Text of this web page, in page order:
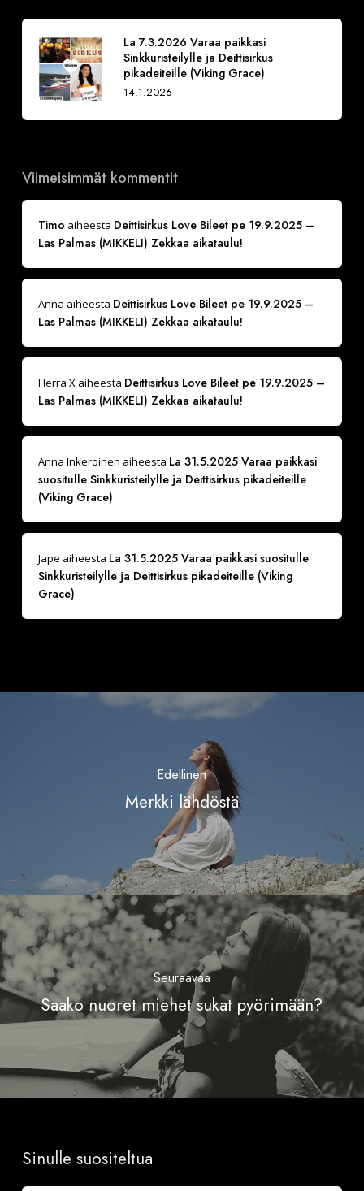
La 7.3.2026 Varaa paikkasi
Sinkkuristeilylle ja Deittisirkus
pikadeiteille (Viking Grace)
14.1.2026
Viimeisimmät kommentit
Timo aiheesta Deittisirkus Love Bileet pe 19.9.2025 –
Las Palmas (MIKKELI) Zekkaa aikataulu!
Anna aiheesta Deittisirkus Love Bileet pe 19.9.2025 –
Las Palmas (MIKKELI) Zekkaa aikataulu!
Herra Xaiheesta Deittisirkus Love Bileet pe 19.9.2025 –
Las Palmas (MIKKELI) Zekkaa aikataulu!
Anna Inkeroinen aiheesta La 31.5.2025 Varaa paikkasi
suositulle Sinkkuristeilylle ja Deittisirkus pikadeiteille
(Viking Grace)
Jape aiheesta La 31.5.2025 Varaa paikkasi suositulle
Sinkkuristeilylle ja Deittisirkus pikadeiteille (Viking
Grace)
Edellinen
Merkki lähdöstä
Seuraavaa
Saako nuoret miehet sukat pyörimään?
Sinulle suositeltua